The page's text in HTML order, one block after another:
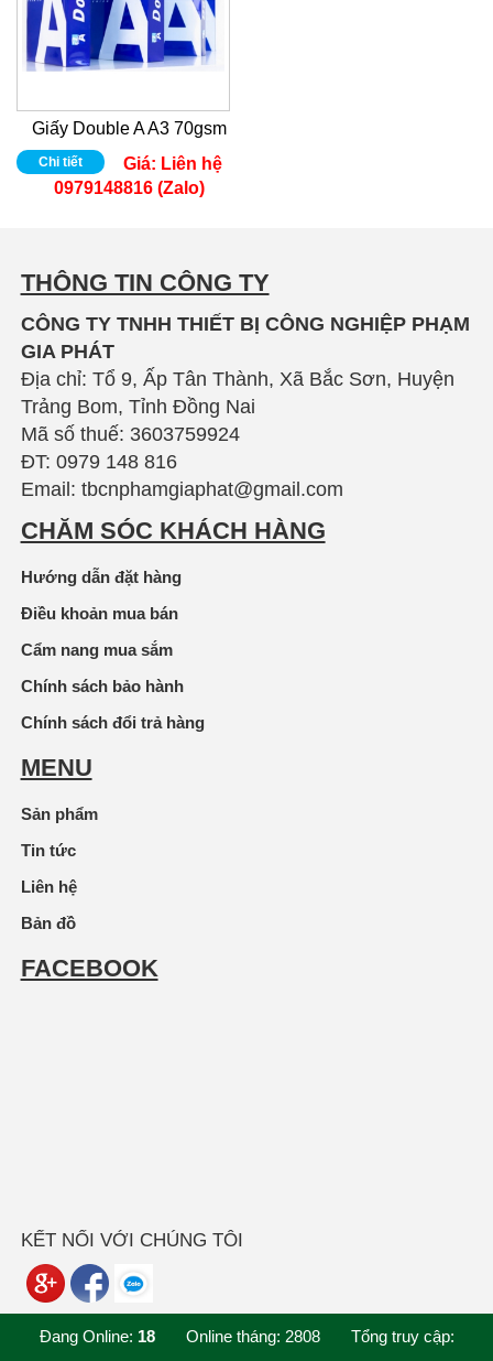
Giấy Double A A3 70gsm
Chi tiết Giá: Liên hệ
0979148816 (Zalo)
THÔNG TIN CÔNG TY
CÔNG TY TNHH THIẾT BỊ CÔNG NGHIỆP PHẠM
GIA PHÁT
Địa chỉ: Tổ 9, Ấp Tân Thành, Xã Bắc Sơn, Huyện
Trảng Bom, Tỉnh Đồng Nai
Mã số thuế: 3603759924
ĐT: 0979 148 816
Email: tbcnphamgiaphat@gmail.com
CHĂM SÓC KHÁCH HÀNG
Hướng dẫn đặt hàng
Điều khoản mua bán
Cẩm nang mua sắm
Chính sách bảo hành
Chính sách đổi trả hàng
MENU
Sản phẩm
Tin tức
Liên hệ
Bản đồ
FACEBOOK
KẾT NỐI VỚI CHÚNG TÔI
Đang Online: 18Online tháng: 2808Tổng truy cập: